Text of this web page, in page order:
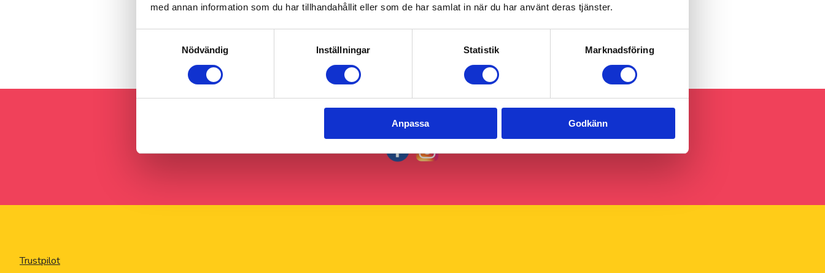
med annan information som du har tillhandahållit eller som de har samlat in när du har använt deras tjänster.
Nödvändig
Inställningar Statistik Marknadsföring
Anpassa Godkänn
Följ gärna 55Plus Båstad på sociala medier!
Trustpilot